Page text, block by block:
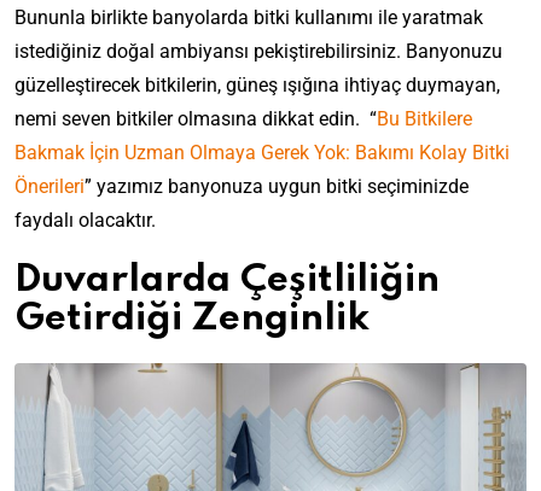
Bununla birlikte banyolarda bitki kullanımı ile yaratmak
istediğiniz doğal ambiyansı pekiştirebilirsiniz. Banyonuzu
güzelleştirecek bitkilerin, güneş ışığına ihtiyaç duymayan,
nemi seven bitkiler olmasına dikkat edin. “Bu Bitkilere
Bakmak İçin Uzman Olmaya Gerek Yok: Bakımı Kolay Bitki
Önerileri” yazımız banyonuza uygun bitki seçiminizde
faydalı olacaktır.
Duvarlarda Çeşitliliğin
Getirdiği Zenginlik